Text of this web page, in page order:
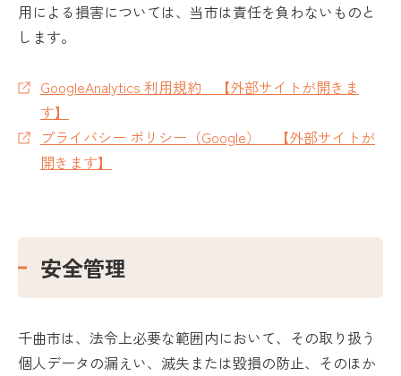
用による損害については、当市は責任を負わないものと
します。
GoogleAnalytics 利用規約 【外部サイトが開きま
す】
プライバシー ポリシー（Google） 【外部サイトが
開きます】
安全管理
千曲市は、法令上必要な範囲内において、その取り扱う
個人データの漏えい、滅失または毀損の防止、そのほか